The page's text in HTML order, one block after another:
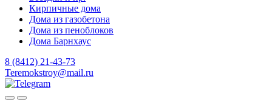
Кирпичные дома
Дома из газобетона
Дома из пеноблоков
Дома Барнхаус
8 (8412) 21-43-73
Teremokstroy@mail.ru